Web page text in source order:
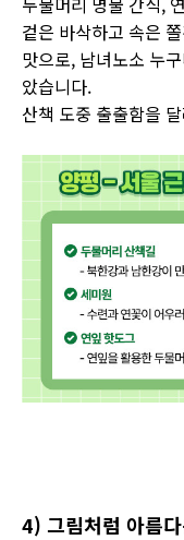
겉은 바삭하고 속은
맛으로, 남녀노소 누
았습니다.
산책 도중 출출함을
4) 그림처럼 아름